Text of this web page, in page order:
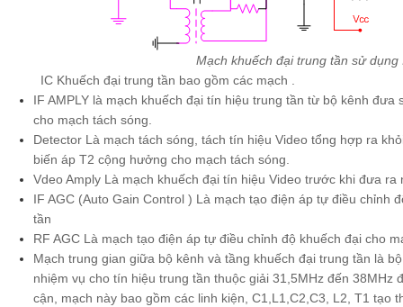
Mạch khuếch đại trung tần sử dụng
IC Khuếch đại trung tần bao gồm các mạch .
IF AMPLY là mạch khuếch đại tín hiệu trung tần từ bộ kênh đưa
cho mạch tách sóng.
Detector Là mạch tách sóng, tách tín hiệu Video tổng hợp ra
biến áp T2 cộng hưởng cho mạch tách sóng.
Vdeo Amply Là mạch khuếch đại tín hiệu Video trước khi đưa ra
IF AGC (Auto Gain Control ) Là mạch tạo điện áp tự điều chỉnh
tần
RF AGC Là mạch tạo điện áp tự điều chỉnh độ khuếch đại cho
Mạch trung gian giữa bộ kênh và tầng khuếch đại trung tần là
nhiệm vụ cho tín hiệu trung tần thuộc giải 31,5MHz đến 38MHz
cận, mạch này bao gồm các linh kiện, C1,L1,C2,C3, L2, T1 tạo